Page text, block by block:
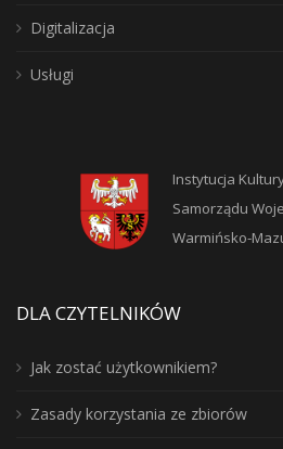
Digitalizacja
Usługi
Instytucja
Samorządu
Warmińsko-
DLA CZYTELNIKÓW
Jak zostać użytkownikiem?
Zasady korzystania ze zbiorów